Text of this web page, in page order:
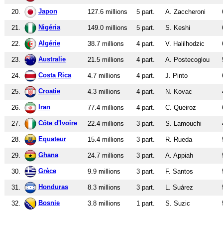
20. Japon 127.6 millions 5 part. A. Zaccheroni
21. Nigéria 149.0 millions 5 part. S. Keshi
22. Algérie 38.7 millions 4 part. V. Halilhodzic
23. Australie 21.5 millions 4 part. A. Postecoglou
24. Costa Rica 4.7 millions 4 part. J. Pinto
25. Croatie 4.3 millions 4 part. N. Kovac
26. Iran 77.4 millions 4 part. C. Queiroz
27. Côte d'Ivoire 22.4 millions 3 part. S. Lamouchi
28. Equateur 15.4 millions 3 part. R. Rueda
29. Ghana 24.7 millions 3 part. A. Appiah
30. Grèce 9.9 millions 3 part. F. Santos
31. Honduras 8.3 millions 3 part. L. Suárez
32. Bosnie 3.8 millions 1 part. S. Suzic